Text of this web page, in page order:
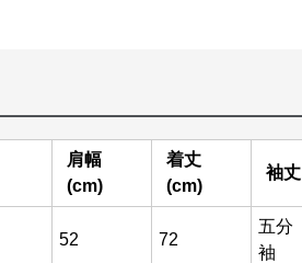
肩幅
(cm)
着丈
(cm)
袖丈
52 72
五分
袖